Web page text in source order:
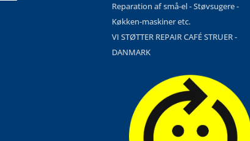
Reparation af små-el - Støvsugere -
Køkken-maskiner etc.
VI STØTTER REPAIR CAFÉ STRUER -
DANMARK